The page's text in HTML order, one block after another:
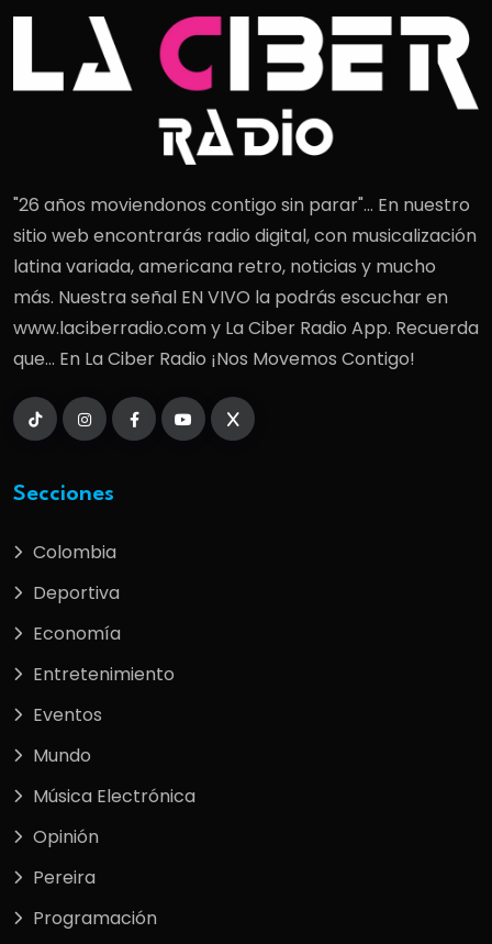
"26 años moviendonos contigo sin parar"... En nuestro
sitio web encontrarás radio digital, con musicalización
latina variada, americana retro, noticias y mucho
más. Nuestra señal EN VIVO la podrás escuchar en
www.laciberradio.com y La Ciber Radio App. Recuerda
que... En La Ciber Radio ¡Nos Movemos Contigo!
Secciones
Colombia
Deportiva
Economía
Entretenimiento
Eventos
Mundo
Música Electrónica
Opinión
Pereira
Programación